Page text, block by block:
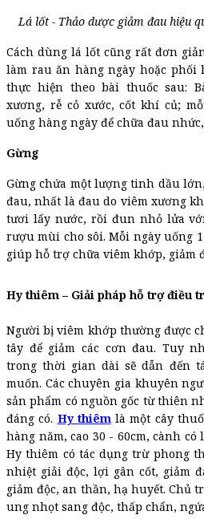
Lá lốt - Thảo dược giảm đau hiệu
Cách dùng lá lốt cũng rất đơn
làm rau ăn hàng ngày hoặc phối
thực hiện theo bài thuốc sau:
xương, rễ cỏ xước, cốt khí củ;
uống hàng ngày để chữa đau
Gừng
Gừng chứa một lượng tinh dầu
đau, nhất là đau do viêm xương
tươi lấy nước, rồi đun nhỏ lửa
rượu mùi cho sôi. Mỗi ngày uống
giúp hỗ trợ chữa viêm khớp, giảm
Hy thiêm – Giải pháp hỗ trợ điều
Người bị viêm khớp thường được
tây để giảm các cơn đau. Tuy
trong thời gian dài sẽ dẫn đến
muốn. Các chuyên gia khuyên
sản phẩm có nguồn gốc từ thiên
đáng có. Hy thiêm là một cây
hàng năm, cao 30 - 60cm, cành có
Hy thiêm có tác dụng trừ phong
nhiệt giải độc, lợi gân cốt, giảm
giảm độc, an thần, hạ huyết. Chủ
ung nhọt sang độc, thấp chẩn,